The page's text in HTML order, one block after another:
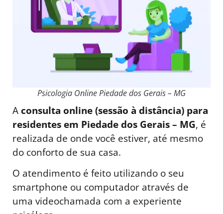
Psicologia Online Piedade dos Gerais – MG
Aconsulta online (sessão à distância) para
residentes em Piedade dos Gerais – MG, é
realizada de onde você estiver, até mesmo
do conforto de sua casa.
O atendimento é feito utilizando o seu
smartphone ou computador através de
uma videochamada com a experiente